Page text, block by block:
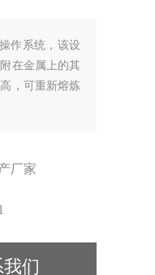
作系统，该设
在金属上的其
，可重新熔炼
厂家
们